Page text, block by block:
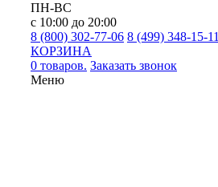
ПН-ВС
с 10:00 до 20:00
8 (800) 302-77-06 8 (499) 348-15-11
КОРЗИНА
0 товаров. Заказать звонок
Меню